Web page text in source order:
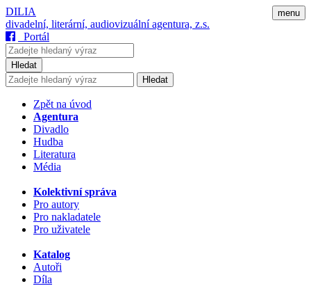
menu
DILIA
divadelní, literární, audiovizuální agentura, z.s.
Portál
Hledat
Hledat
Zpět na úvod
Agentura
Divadlo
Hudba
Literatura
Média
Kolektivní správa
Pro autory
Pro nakladatele
Pro uživatele
Katalog
Autoři
Díla